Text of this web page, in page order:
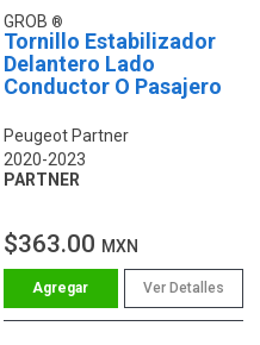
GROB
Tornillo Estabilizador
Delantero Lado
Conductor O Pasajero
Peugeot Partner
2020-2023
PARTNER
$363.00 MXN
Ver Detalles